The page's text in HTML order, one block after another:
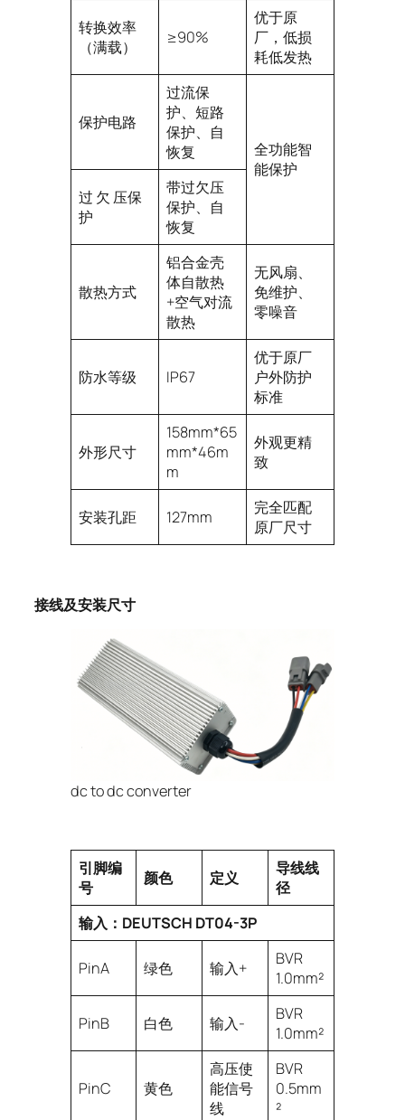
转换效率
（满载）
≥90%
优于原
厂，低损
耗低发热
保护电路
过流保
护、短路
保护、自
恢复
全功能智
能保护
过 欠 压保
护
带过欠压
保护、自
恢复
散热方式
铝合金壳
体自散热
+空气对流
散热
无风扇、
免维护、
零噪音
防水等级 IP67
优于原厂
户外防护
标准
外形尺寸
158mm*65
mm*46m
m
外观更精
致
安装孔距 127mm
完全匹配
原厂尺寸
接线及安装尺寸
dc to dc converter
引脚编
号
颜色 定义
导线线
径
输入：DEUTSCH DT04-3P
PinA 绿色 输入+
BVR
1.0mm²
PinB 白色 输入-
BVR
1.0mm²
PinC 黄色
高压使
能信号
线
BVR
0.5mm
²